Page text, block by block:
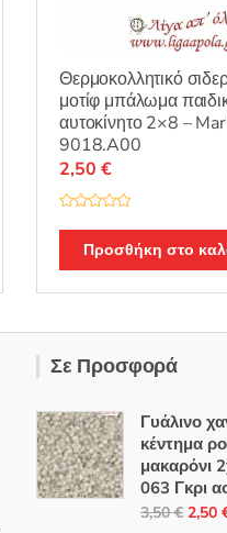
Θερμοκολλητικό
μοτίφ μπάλωμα
αυτοκίνητο 2×8 –
9018.A00
α
ο
ο
θ
κ
ε
0
α
π
ό
5
2,50 €
Προσθήκη στο
Σε Προσφορά
Γυάλινο
κέντημα
μακαρόνι
063 Γκρι
3,50€ 2,50